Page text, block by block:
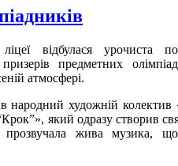
відбулася урочиста
предметних
атмосфері.
народний художній колектив
який одразу створив
прозвучала жива музика,